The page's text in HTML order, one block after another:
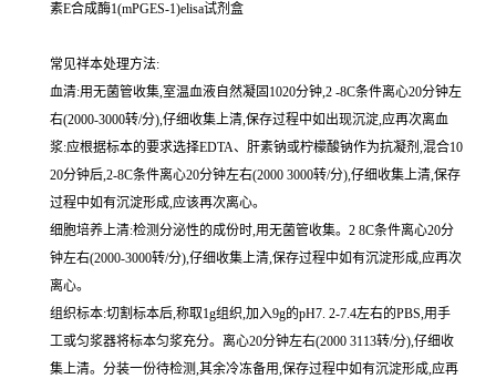
素E合成酶1(mPGES-1)elisa试剂盒
常见祥本处理方法:
血清:用无菌管收集,室温血液自然凝固1020分钟,2 -8C条件离心20分钟左
右(2000-3000转/分),仔细收集上清,保存过程中如出现沉淀,应再次离血
浆:应根据标本的要求选择EDTA、肝素钠或柠檬酸钠作为抗凝剂,混合10
20分钟后,2-8C条件离心20分钟左右(2000 3000转/分),仔细收集上清,保存
过程中如有沉淀形成,应该再次离心。
细胞培养上清:检测分泌性的成份时,用无菌管收集。2 8C条件离心20分
钟左右(2000-3000转/分),仔细收集上清,保存过程中如有沉淀形成,应再次
离心。
组织标本:切割标本后,称取1g组织,加入9g的pH7. 2-7.4左右的PBS,用手
工或匀浆器将标本匀浆充分。离心20分钟左右(2000 3113转/分),仔细收
集上清。分装一份待检测,其余冷冻备用,保存过程中如有沉淀形成,应再